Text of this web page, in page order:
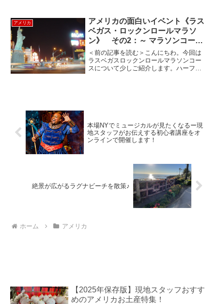
品！！！！みどころ歌のオンパレー
ド！！！キャロルキングのとりこに...
アメリカ
アメリカの面白いイベント《ラス
ベガス・ロックンロールマラソ
ン》 その2：～ マラソンコース
～
＜前の記事を読む＞こんにちわ。今回は
ラスベガスロックンロールマラソンコー
スについて少しご紹介します。ハーフマ
本場NYでミュージカルが見たくなるー現
地スタッフがお伝えする初心者講座をオ
ンラインで開催します！
絶景が広がるラグナビーチを散策♪
ホーム アメリカ
【2025年保存版】現地スタッフおすす
めのアメリカお土産特集！